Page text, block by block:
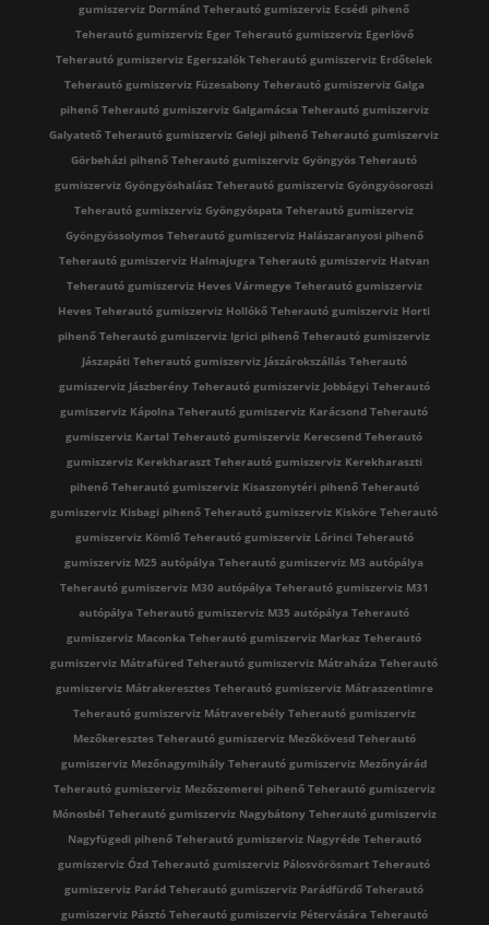
gumiszerviz Dormánd Teherautó gumiszerviz Ecsédi pihenő
Teherautó gumiszerviz Eger Teherautó gumiszerviz Egerlövő
Teherautó gumiszerviz Egerszalók Teherautó gumiszerviz Erdőtelek
Teherautó gumiszerviz Füzesabony Teherautó gumiszerviz Galga
pihenő Teherautó gumiszerviz Galgamácsa Teherautó gumiszerviz
Galyatető Teherautó gumiszerviz Geleji pihenő Teherautó gumiszerviz
Görbeházi pihenő Teherautó gumiszerviz Gyöngyös Teherautó
gumiszerviz Gyöngyöshalász Teherautó gumiszerviz Gyöngyösoroszi
Teherautó gumiszerviz Gyöngyöspata Teherautó gumiszerviz
Gyöngyössolymos Teherautó gumiszerviz Halászaranyosi pihenő
Teherautó gumiszerviz Halmajugra Teherautó gumiszerviz Hatvan
Teherautó gumiszerviz Heves Vármegye Teherautó gumiszerviz
Heves Teherautó gumiszerviz Hollókő Teherautó gumiszerviz Horti
pihenő Teherautó gumiszerviz Igrici pihenő Teherautó gumiszerviz
Jászapáti Teherautó gumiszerviz Jászárokszállás Teherautó
gumiszerviz Jászberény Teherautó gumiszerviz Jobbágyi Teherautó
gumiszerviz Kápolna Teherautó gumiszerviz Karácsond Teherautó
gumiszerviz Kartal Teherautó gumiszerviz Kerecsend Teherautó
gumiszerviz Kerekharaszt Teherautó gumiszerviz Kerekharaszti
pihenő Teherautó gumiszerviz Kisaszonytéri pihenő Teherautó
gumiszerviz Kisbagi pihenő Teherautó gumiszerviz Kisköre Teherautó
gumiszerviz Kömlő Teherautó gumiszerviz Lőrinci Teherautó
gumiszerviz M25 autópálya Teherautó gumiszerviz M3 autópálya
Teherautó gumiszerviz M30 autópálya Teherautó gumiszerviz M31
autópálya Teherautó gumiszerviz M35 autópálya Teherautó
gumiszerviz Maconka Teherautó gumiszerviz Markaz Teherautó
gumiszerviz Mátrafüred Teherautó gumiszerviz Mátraháza Teherautó
gumiszerviz Mátrakeresztes Teherautó gumiszerviz Mátraszentimre
Teherautó gumiszerviz Mátraverebély Teherautó gumiszerviz
Mezőkeresztes Teherautó gumiszerviz Mezőkövesd Teherautó
gumiszerviz Mezőnagymihály Teherautó gumiszerviz Mezőnyárád
Teherautó gumiszerviz Mezőszemerei pihenő Teherautó gumiszerviz
Mónosbél Teherautó gumiszerviz Nagybátony Teherautó gumiszerviz
Nagyfügedi pihenő Teherautó gumiszerviz Nagyréde Teherautó
gumiszerviz Ózd Teherautó gumiszerviz Pálosvörösmart Teherautó
gumiszerviz Parád Teherautó gumiszerviz Parádfürdő Teherautó
gumiszerviz Pásztó Teherautó gumiszerviz Pétervására Teherautó